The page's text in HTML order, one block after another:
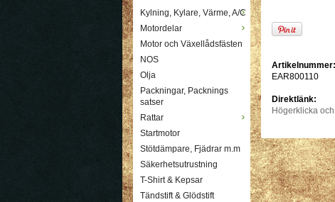
Kylning, Kylare, Värme, A/C
Motordelar
Motor och Växellådsfästen
NOS
Olja
Packningar, Packnings
satser
Rattar
Startmotor
Stötdämpare, Fjädrar m.m
Säkerhetsutrustning
T-Shirt & Kepsar
Tändstift & Glödstift
Artikelnummer:
EAR800110
Direktlänk:
Högerklicka